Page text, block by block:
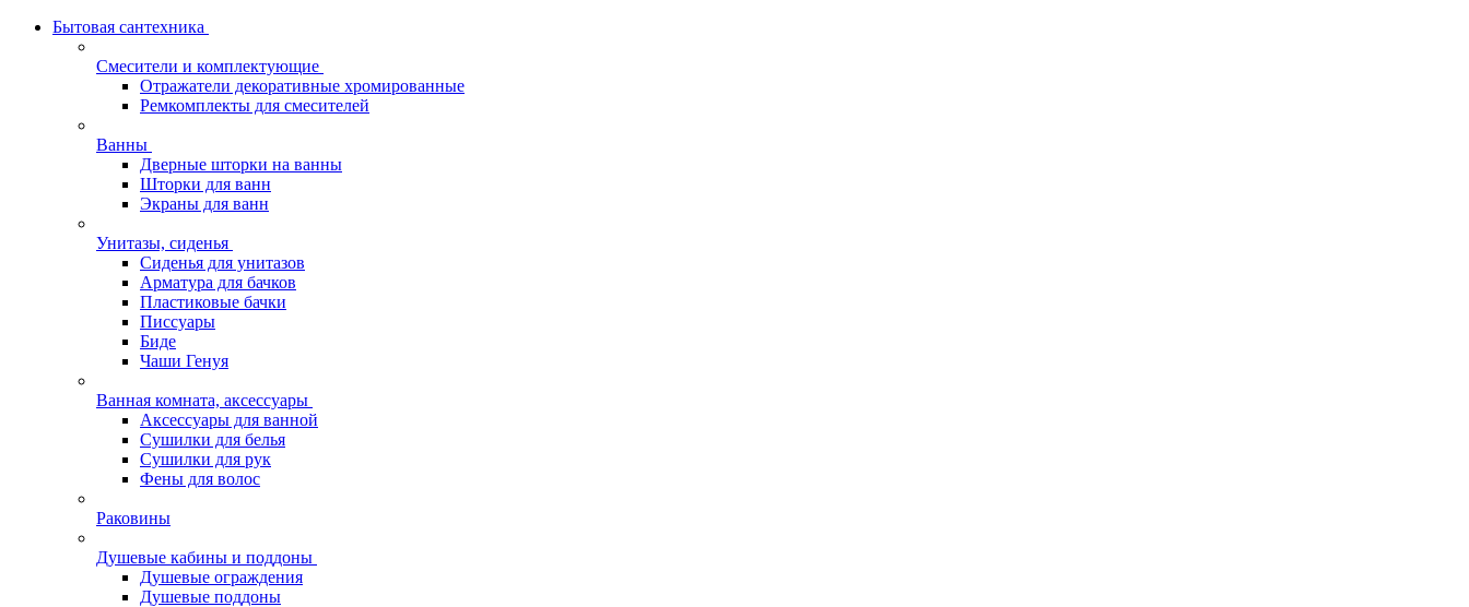
Бытовая сантехника
Смесители и комплектующие
Отражатели декоративные хромированные
Ремкомплекты для смесителей
Ванны
Дверные шторки на ванны
Шторки для ванн
Экраны для ванн
Унитазы, сиденья
Сиденья для унитазов
Арматура для бачков
Пластиковые бачки
Писсуары
Биде
Чаши Генуя
Ванная комната, аксессуары
Аксессуары для ванной
Сушилки для белья
Сушилки для рук
Фены для волос
Раковины
Душевые кабины и поддоны
Душевые ограждения
Душевые поддоны